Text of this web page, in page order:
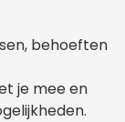
behoeften
je mee en